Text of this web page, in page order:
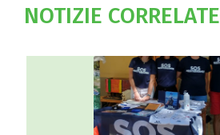
NOTIZIE CORRELATE